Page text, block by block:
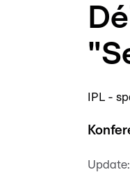
IPL -
Update: